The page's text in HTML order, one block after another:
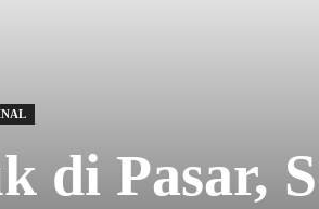
di Pasar,